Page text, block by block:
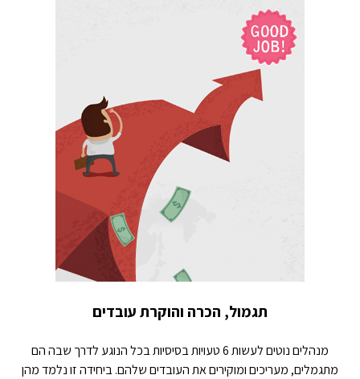
תגמול, הכרה והוקרת עובדים
מנהלים נוטים לעשות 6 טעויות בסיסיות בכל הנוגע לדרך שבה הם
מתגמלים, מעריכים ומוקירים את העובדים שלהם. ביחידה זו נלמד מהן